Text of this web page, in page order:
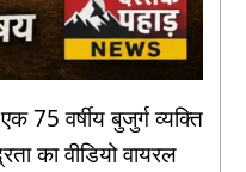
75 वर्षीय बुजुर्ग व्यक्ति
का वीडियो वायरल